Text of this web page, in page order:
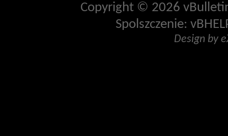
Copyright © 2026
Spolszczenie:
Design by